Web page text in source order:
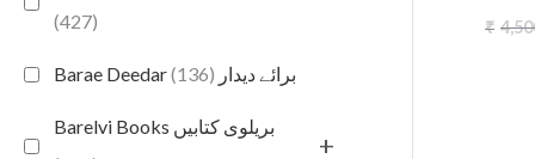
(427)
Barae Deedar برائے دیدار (136)
Barelvi Books بریلوی کتابیں
+
₹